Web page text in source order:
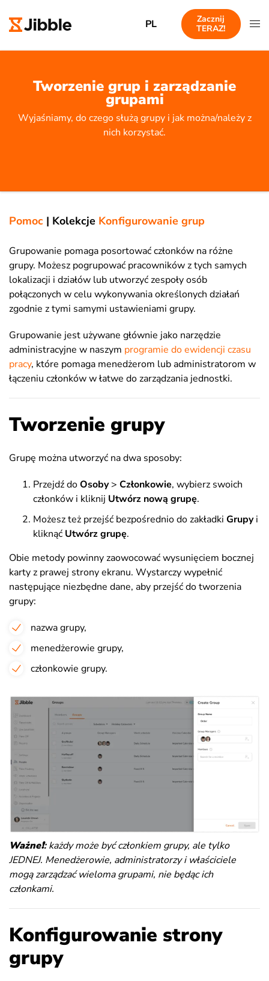
PL
Zacznij
TERAZ!
Tworzenie grup i zarządzanie
grupami
Wyjaśniamy, do czego służą grupy i jak można/należy z
nich korzystać.
Pomoc | Kolekcje Konfigurowanie grup
Grupowanie pomaga posortować członków na różne
grupy. Możesz pogrupować pracowników z tych samych
lokalizacji i działów lub utworzyć zespoły osób
połączonych w celu wykonywania określonych działań
zgodnie z tymi samymi ustawieniami grupy.
Grupowanie jest używane głównie jako narzędzie
administracyjne w naszym programie do ewidencji czasu
pracy, które pomaga menedżerom lub administratorom w
łączeniu członków w łatwe do zarządzania jednostki.
Tworzenie grupy
Grupę można utworzyć na dwa sposoby:
Przejdź doOsoby> Członkowie, wybierz swoich
członków i kliknij Utwórz nową grupę.
Możesz też przejść bezpośrednio do zakładki Grupyi
kliknąć Utwórzgrupę.
Obie metody powinny zaowocować wysunięciem bocznej
karty z prawej strony ekranu. Wystarczy wypełnić
następujące niezbędne dane, aby przejść do tworzenia
grupy:
nazwa grupy,
menedżerowie grupy,
członkowie grupy.
Ważne❗️:każdy może być członkiem grupy, ale tylko
JEDNEJ. Menedżerowie, administratorzy i właściciele
mogą zarządzać wieloma grupami, nie będąc ich
członkami.
Konfigurowanie strony
grupy